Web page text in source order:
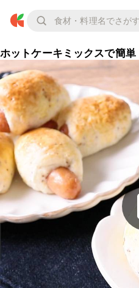
ホットケーキミックスで簡